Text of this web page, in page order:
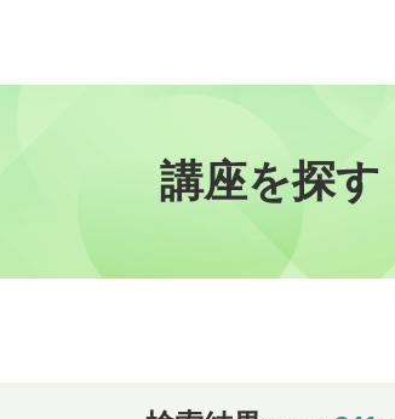
講座を探す